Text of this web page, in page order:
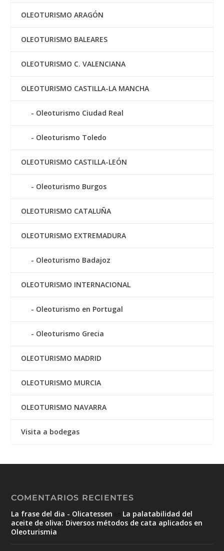
OLEOTURISMO ARAGÓN
OLEOTURISMO BALEARES
OLEOTURISMO C. VALENCIANA
OLEOTURISMO CASTILLA-LA MANCHA
Oleoturismo Ciudad Real
Oleoturismo Toledo
OLEOTURISMO CASTILLA-LEÓN
Oleoturismo Burgos
OLEOTURISMO CATALUÑA
OLEOTURISMO EXTREMADURA
Oleoturismo Badajoz
OLEOTURISMO INTERNACIONAL
Oleoturismo en Portugal
Oleoturismo Grecia
OLEOTURISMO MADRID
OLEOTURISMO MURCIA
OLEOTURISMO NAVARRA
Visita a bodegas
COMENTARIOS RECIENTES
La frase del dia - Olicatessen
La palatabilidad del
aceite de oliva: Diversos métodos de cata aplicados en
Oleoturismia